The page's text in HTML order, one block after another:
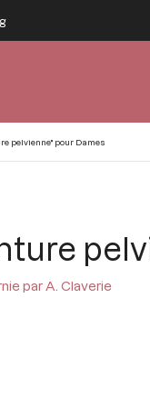
pelvienne" pour Dames
par A. Claverie